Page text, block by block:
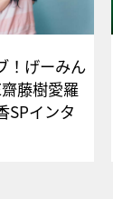
！げーみん
藤樹愛羅
SPインタ